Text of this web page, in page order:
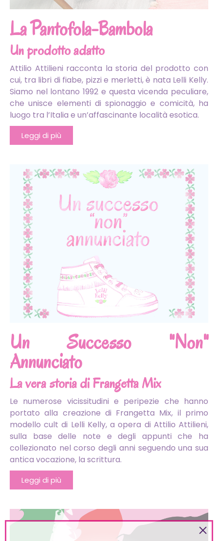
La Pantofola-Bambola
Un prodotto adatto
Attilio Attilieni racconta la storia del prodotto con
cui, tra libri di fiabe, pizzi e merletti, è nata Lelli Kelly.
Siamo nel lontano 1992 e questa vicenda peculiare,
che unisce elementi di spionaggio e comicità, ha
luogo tra l’Italia e un’affascinante località esotica.
Leggi di più
Un Successo "Non"
Annunciato
La vera storia di Frangetta Mix
Le numerose vicissitudini e peripezie che hanno
portato alla creazione di Frangetta Mix, il primo
modello cult di Lelli Kelly, a opera di Attilio Attilieni,
sulla base delle note e degli appunti che ha
collezionato nel corso degli anni seguendo una sua
antica vocazione, la scrittura.
Leggi di più